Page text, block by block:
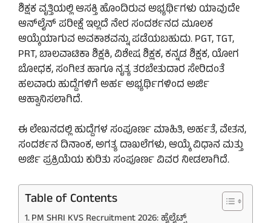
ಶಿಕ್ಷಕ ವೃತ್ತಿಯಲ್ಲಿ ಆಸಕ್ತಿ ಹೊಂದಿರುವ ಅಭ್ಯರ್ಥಿಗಳು ಯಾವುದೇ
ಆನ್‌ಲೈನ್ ಪರೀಕ್ಷೆ ಇಲ್ಲದೆ ನೇರ ಸಂದರ್ಶನದ ಮೂಲಕ
ಆಯ್ಕೆಯಾಗುವ ಅವಕಾಶವನ್ನು ಪಡೆಯಬಹುದು. PGT, TGT,
PRT, ಬಾಲವಾಟಿಕಾ ಶಿಕ್ಷಕಿ, ವಿಶೇಷ ಶಿಕ್ಷಕ, ಕನ್ನಡ ಶಿಕ್ಷಕ, ಯೋಗ
ಬೋಧಕ, ಸಂಗೀತ ಹಾಗೂ ನೃತ್ಯ ತರಬೇತುದಾರ ಸೇರಿದಂತೆ
ಹಲವಾರು ಹುದ್ದೆಗಳಿಗೆ ಅರ್ಹ ಅಭ್ಯರ್ಥಿಗಳಿಂದ ಅರ್ಜಿ
ಆಹ್ವಾನಿಸಲಾಗಿದೆ.
ಈ ಲೇಖನದಲ್ಲಿ ಹುದ್ದೆಗಳ ಸಂಪೂರ್ಣ ಮಾಹಿತಿ, ಅರ್ಹತೆ, ವೇತನ,
ಸಂದರ್ಶನ ದಿನಾಂಕ, ಅಗತ್ಯ ದಾಖಲೆಗಳು, ಆಯ್ಕೆ ವಿಧಾನ ಮತ್ತು
ಅರ್ಜಿ ಪ್ರಕ್ರಿಯೆಯ ಕುರಿತು ಸಂಪೂರ್ಣ ವಿವರ ನೀಡಲಾಗಿದೆ.
Table of Contents
PM SHRI KVS Recruitment 2026: ಹೈಲೈಟ್ಸ್